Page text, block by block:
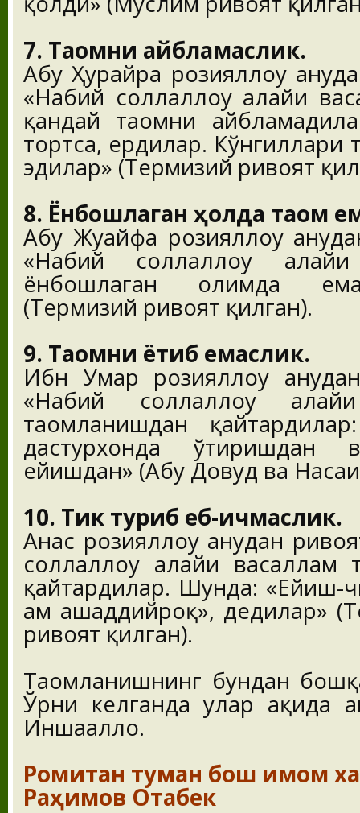
7. Таомни айбламаслик.
Абу Ҳурайра розияллоҳу
«Набий соллаллоҳу алайҳи
қандай таомни
тортса, ердилар. Кўнгиллари
эдилар» (Термизий ривоят
8. Ёнбошлаган ҳолда таом
Абу Жуҳайфа розияллоҳу
«Набий соллаллоҳу
ёнбошлаган ҳолимда
(Термизий ривоят қилган).
9. Таомни ётиб емаслик.
Ибн Умар розияллоҳу
«Набий соллаллоҳу
таомланишдан
дастурхонда
ейишдан» (Абу Довуд ва
10. Тик туриб еб-ичмаслик.
Анас розияллоҳу анҳудан
соллаллоҳу алайҳи
қайтардилар. Шунда: «Ейиш-
ҳам ашаддийроқ», дедилар»
ривоят қилган).
Таомланишнинг бундан
Ўрни келганда улар ҳақида
Иншааллоҳ.
Ромитан туман бош имом
Раҳимов Отабек